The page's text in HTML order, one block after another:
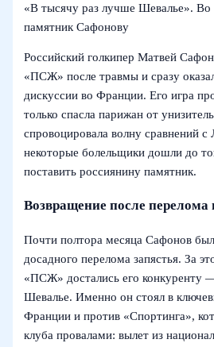
«В тысячу раз лучше Шевалье».
памятник Сафонову
Российский голкипер Матвей
«ПСЖ» после травмы и сразу
дискуссии во Франции. Его игра
только спасла парижан от
спровоцировала волну сравнений
некоторые болельщики дошли до
поставить россиянину памятник.
Возвращение после перелома
Почти полтора месяца Сафонов был
досадного перелома запястья. За
«ПСЖ» достались его конкуренту
Шевалье. Именно он стоял в
Франции и против «Спортинга»,
клуба провалами: вылет из